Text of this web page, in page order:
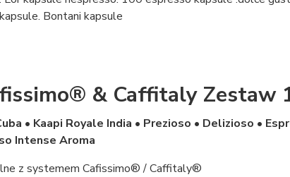
Bontani kapsule
& Caffitaly Zestaw
• Kaapi Royale India • Prezioso • Delizioso •
Intense Aroma
z systemem Cafissimo® / Caffitaly®